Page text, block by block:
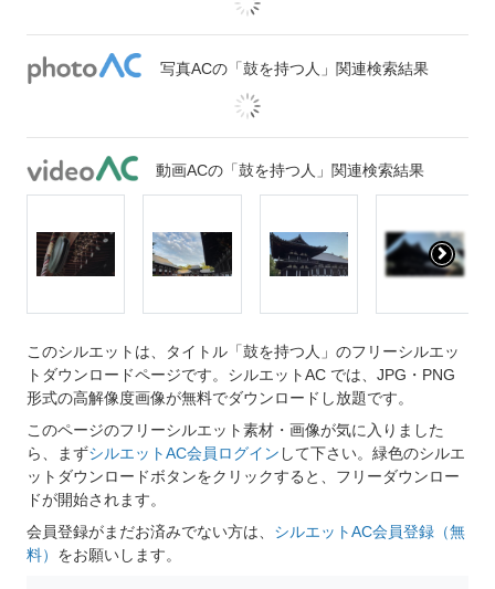
写真ACの「鼓を持つ人」関連検索結果
動画ACの「鼓を持つ人」関連検索結果
このシルエットは、タイトル「鼓を持つ人」のフリーシルエッ
トダウンロードページです。シルエットAC では、JPG・PNG
形式の高解像度画像が無料でダウンロードし放題です。
このページのフリーシルエット素材・画像が気に入りました
ら、まずシルエットAC会員ログイン して下さい。緑色のシルエ
ットダウンロードボタンをクリックすると、フリーダウンロー
ドが開始されます。
会員登録がまだお済みでない方は、 シルエットAC会員登録（無
料） をお願いします。